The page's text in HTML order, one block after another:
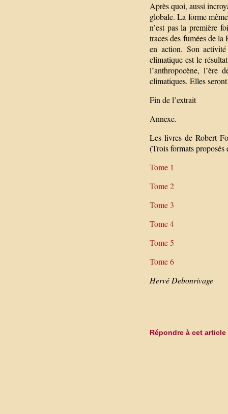
Après quoi, aussi
globale. La forme
n’est pas la première
traces des fumées de
en action. Son
climatique est le
l’anthropocène, l’ère
climatiques. Elles
Fin de l’extrait
Annexe.
Les livres de Robert
(Trois formats
Tome 1
Tome 2
Tome 3
Tome 4
Tome 5
Tome 6
Hervé Debonrivage
Répondre à cet article